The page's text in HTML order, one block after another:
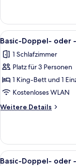
Doppel-
oder
-
Zweibettzimmer
Alle
Fotos
für
Basic-
Doppel-
oder
-
Zweibettzimmer
12
Basic-Doppel-
1 Schlafzimmer
Platz für 3 Personen
1 King-Bett und 1
Kostenloses WLAN
Weitere Details
Weitere
Doppel-
oder
-
Alle12
Basic-Doppel-